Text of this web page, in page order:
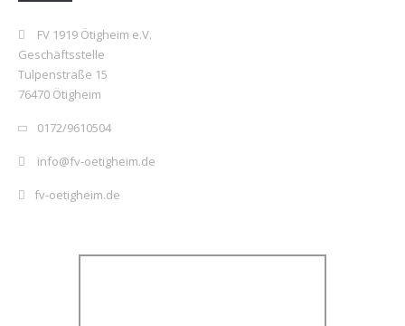
FV 1919 Ötigheim e.V.
Geschäftsstelle
Tulpenstraße 15
76470 Ötigheim
0172/9610504
info@fv-oetigheim.de
fv-oetigheim.de